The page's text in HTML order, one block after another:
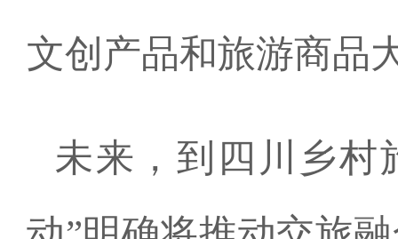
文创产品和旅游商品
未来，到四川乡村